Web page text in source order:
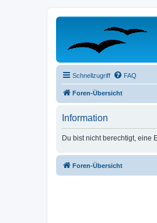
Schnellzugriff FAQ
Foren-Übersicht
Information
Du bist nicht berechtigt, eine
Foren-Übersicht